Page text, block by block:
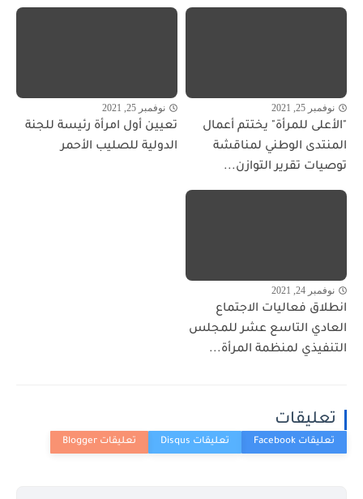
نوفمبر 25, 2021
"الأعلى للمرأة" يختتم أعمال
المنتدى الوطني لمناقشة
توصيات تقرير التوازن...
نوفمبر 25, 2021
تعيين أول امرأة رئيسة للجنة
الدولية للصليب الأحمر
نوفمبر 24, 2021
انطلاق فعاليات الاجتماع
العادي التاسع عشر للمجلس
التنفيذي لمنظمة المرأة...
تعليقات